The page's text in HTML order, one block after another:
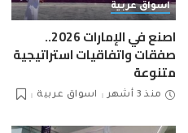
اسواق عربية
اصنع في الإمارات 2026..
صفقات واتفاقيات استراتيجية
متنوعة
منذ 3 أشهر اسواق عربية